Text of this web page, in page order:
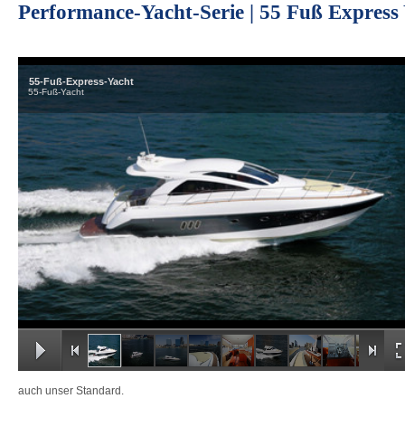
Performance-Yacht-Serie | 55 Fuß
55-Fuß-Express-Yacht
55-Fuß-Yacht
auch unser Standard.